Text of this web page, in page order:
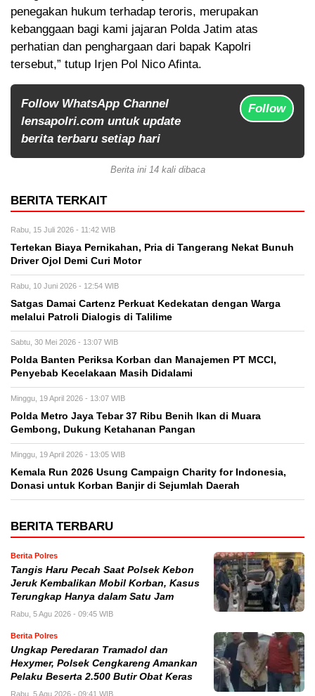
penegakan hukum terhadap teroris, merupakan
kebanggaan bagi kami jajaran Polda Jatim atas
perhatian dan penghargaan dari bapak Kapolri
tersebut,” tutup Irjen Pol Nico Afinta.
Follow WhatsApp Channel
lensapolri.com untuk update
berita terbaru setiap hari
Follow
Berita ini 14 kali dibaca
BERITA TERKAIT
Rabu, 15 Juli 2026 - 11:42 WIB
Tertekan Biaya Pernikahan, Pria di Tangerang Nekat Bunuh
Driver Ojol Demi Curi Motor
Rabu, 10 Juni 2026 - 12:54 WIB
Satgas Damai Cartenz Perkuat Kedekatan dengan Warga
melalui Patroli Dialogis di Talilime
Sabtu, 30 Mei 2026 - 13:07 WIB
Polda Banten Periksa Korban dan Manajemen PT MCCI,
Penyebab Kecelakaan Masih Didalami
Minggu, 19 April 2026 - 13:07 WIB
Polda Metro Jaya Tebar 37 Ribu Benih Ikan di Muara
Gembong, Dukung Ketahanan Pangan
Minggu, 19 April 2026 - 13:05 WIB
Kemala Run 2026 Usung Campaign Charity for Indonesia,
Donasi untuk Korban Banjir di Sejumlah Daerah
BERITA TERBARU
Berita Polres
Tangis Haru Pecah Saat Polsek Kebon
Jeruk Kembalikan Mobil Korban, Kasus
Terungkap Hanya dalam Satu Jam
Rabu, 5 Agu 2026 - 09:45 WIB
Berita Polres
Ungkap Peredaran Tramadol dan
Hexymer, Polsek Cengkareng Amankan
Pelaku Beserta 2.500 Butir Obat Keras
Rabu, 5 Agu 2026 - 09:41 WIB